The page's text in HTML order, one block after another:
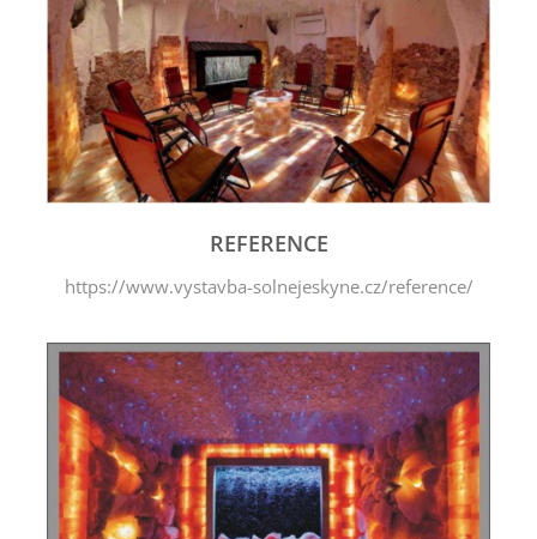
REFERENCE
https://www.vystavba-solnejeskyne.cz/reference/